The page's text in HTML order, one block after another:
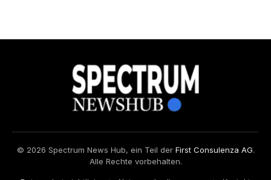
© 2026 Spectrum News Hub, ein Teil der First Consulenza AG.
Alle Rechte vorbehalten.